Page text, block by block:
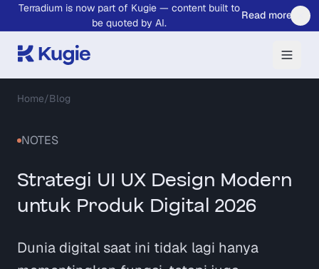
Skip to main content
Terradium is now part of Kugie — content built to
be quoted by AI.
Read more
Home/Blog
NOTES
Strategi UI UX Design Modern
untuk Produk Digital 2026
Dunia digital saat ini tidak lagi hanya